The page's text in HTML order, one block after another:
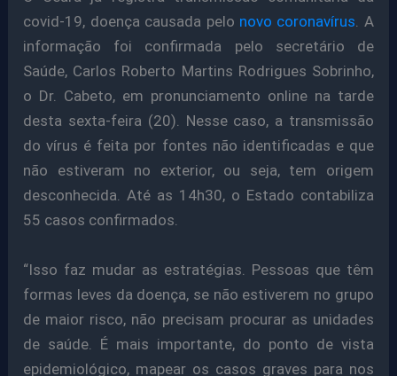
covid-19, doença causada pelo novo coronavírus . A
informação foi confirmada pelo secretário de
Saúde, Carlos Roberto Martins Rodrigues Sobrinho,
o Dr. Cabeto, em pronunciamento online na tarde
desta sexta-feira (20). Nesse caso, a transmissão
do vírus é feita por fontes não identificadas e que
não estiveram no exterior, ou seja, tem origem
desconhecida. Até as 14h30, o Estado contabiliza
55 casos confirmados.
“Isso faz mudar as estratégias. Pessoas que têm
formas leves da doença, se não estiverem no grupo
de maior risco, não precisam procurar as unidades
de saúde. É mais importante, do ponto de vista
epidemiológico, mapear os casos graves para nos